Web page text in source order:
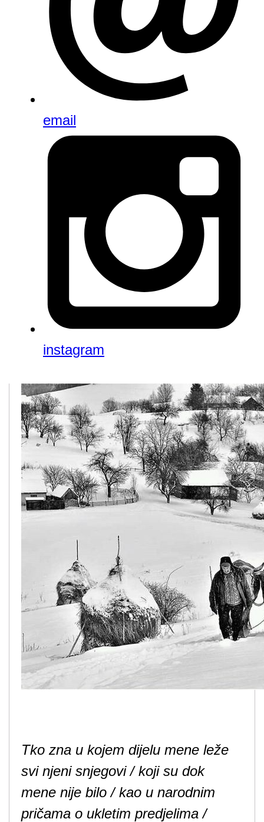
email
instagram
Tko zna u kojem dijelu mene leže
svi njeni snjegovi / koji su dok
mene nije bilo / kao u narodnim
pričama o ukletim predjelima /